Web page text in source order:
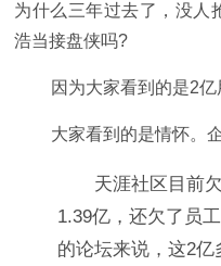
为什么三年过去了，没人
浩当接盘侠吗?
因为大家看到的是2
大家看到的是情怀。
天涯社区目前
1.39亿，还欠了员
的论坛来说，这2亿